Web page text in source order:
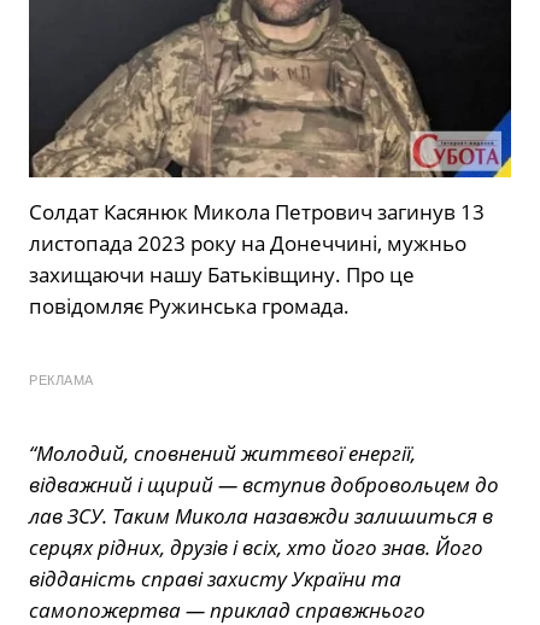
Солдат Касянюк Микола Петрович загинув 13
листопада 2023 року на Донеччині, мужньо
захищаючи нашу Батьківщину. Про це
повідомляє Ружинська громада.
РЕКЛАМА
“Молодий, сповнений життєвої енергії,
відважний і щирий — вступив добровольцем до
лав ЗСУ. Таким Микола назавжди залишиться в
серцях рідних, друзів і всіх, хто його знав. Його
відданість справі захисту України та
самопожертва — приклад справжнього